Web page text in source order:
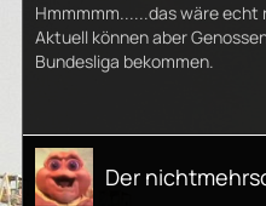
Hmmmmm......das wäre echt
Aktuell können aber
Bundesliga bekommen.
Der